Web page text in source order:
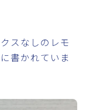
スなしのレモ
書かれていま